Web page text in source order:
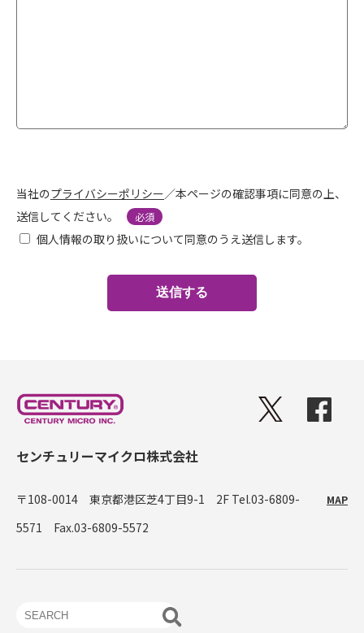
当社のプライバシーポリシー／本ページの確認事項に同意の上、
送信してください。
必須
個人情報の取り扱いについて同意のうえ送信します。
センチュリーマイクロ株式会社
〒108-0014 東京都港区芝4丁目9-1 2F Tel.03-6809-
5571 Fax.03-6809-5572
MAP